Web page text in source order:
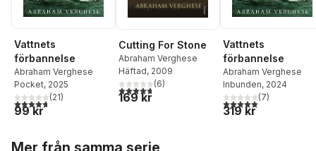
Vattnets
förbannelse
Abraham Verghese
Pocket, 2025
4,7utav 5 stjärnor. Totalt antal röster:
(21)
99 kr
Cutting For Stone
Abraham Verghese
Häftad, 2009
4,7utav 5 stjärnor. Totalt antal röster:
(6)
169 kr
Vattnets
förbannelse
Abraham Verghese
Inbunden, 2024
5,0utav 5 stjärnor.
(7)
319 kr
Mer från samma serie